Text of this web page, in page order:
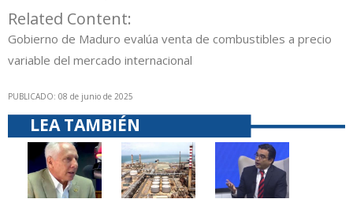
Related Content:
Gobierno de Maduro evalúa venta de combustibles a precio
variable del mercado internacional
PUBLICADO: 08 de junio de 2025
LEA TAMBIÉN